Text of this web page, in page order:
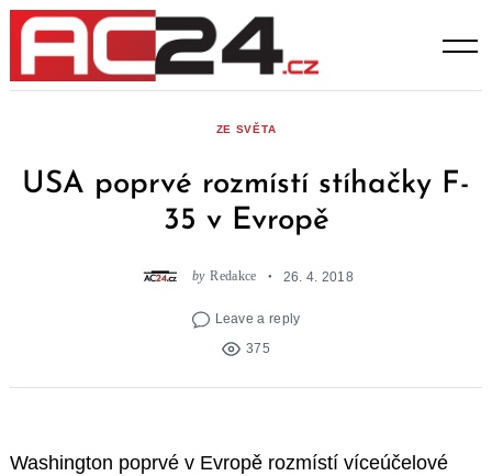
Skip
content
ZE SVĚTA
USA poprvé rozmístí stíhačky F-
35 v Evropě
by Redakce 26. 4. 2018
Leave a reply
375
Washington poprvé v Evropě rozmístí víceúčelové